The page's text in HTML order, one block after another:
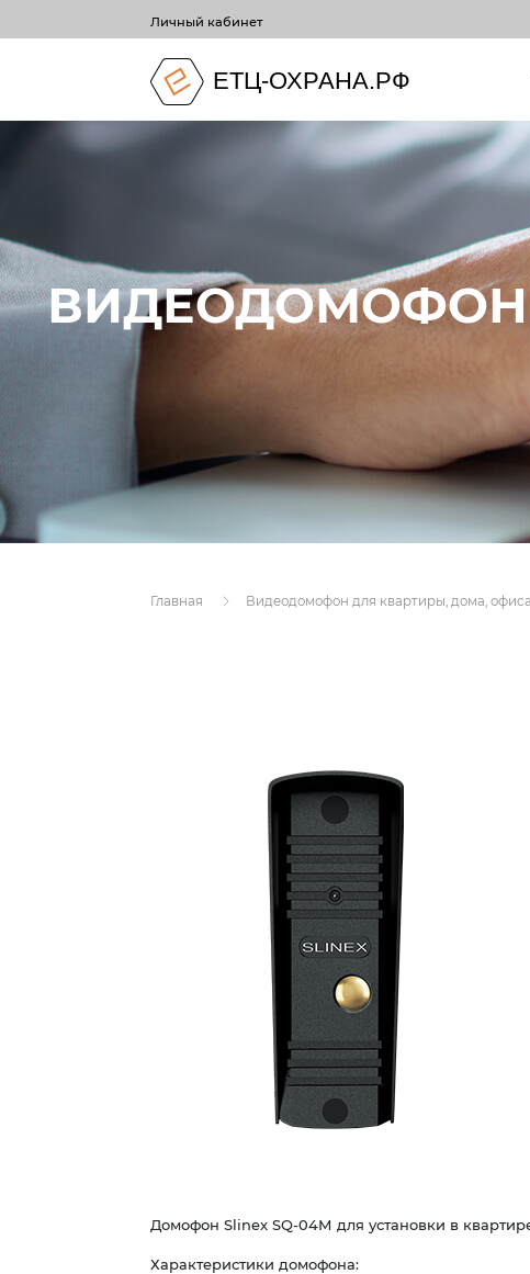
Личный кабинет
ЕТЦ-ОХРАНА.РФ
ВИДЕОДОМОФОН
Главная Видеодомофон для квартиры, дома,
Домофон Slinex SQ-04М для установки в
Характеристики домофона: